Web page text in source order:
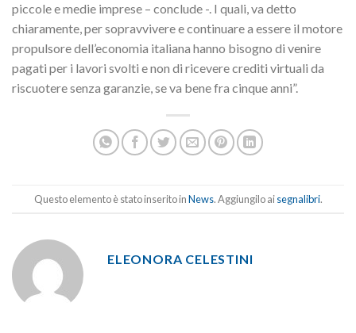
piccole e medie imprese – conclude -. I quali, va detto
chiaramente, per sopravvivere e continuare a essere il motore
propulsore dell’economia italiana hanno bisogno di venire
pagati per i lavori svolti e non di ricevere crediti virtuali da
riscuotere senza garanzie, se va bene fra cinque anni”.
Questo elemento è stato inserito inNews. Aggiungilo aisegnalibri.
ELEONORA CELESTINI